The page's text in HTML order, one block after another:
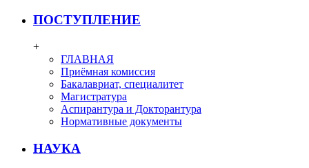
ПОСТУПЛЕНИЕ
+
ГЛАВНАЯ
Приёмная комиссия
Бакалавриат, специалитет
Магистратура
Аспирантура и Докторантура
Нормативные документы
НАУКА